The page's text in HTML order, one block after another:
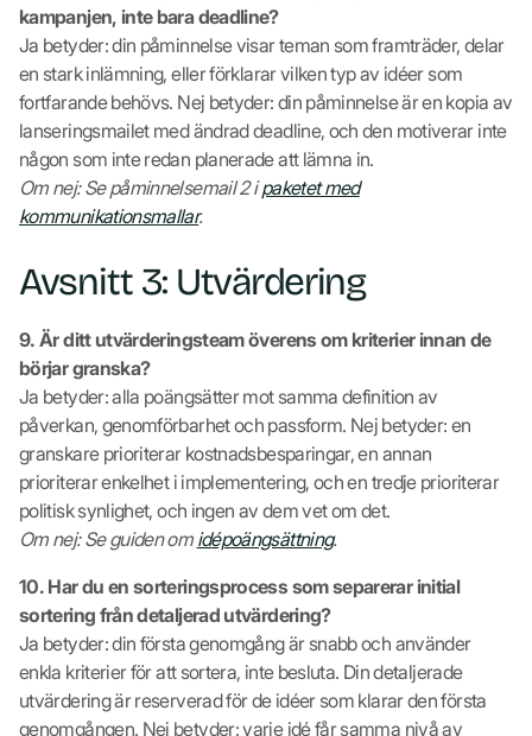
kampanjen, inte bara deadline?
Ja betyder: din påminnelse visar teman som framträder, delar
en stark inlämning, eller förklarar vilken typ av idéer som
fortfarande behövs. Nej betyder: din påminnelse är en kopia av
lanseringsmailet med ändrad deadline, och den motiverar inte
någon som inte redan planerade att lämna in.
Om nej: Se påminnelsemail 2 ipaketet med
kommunikationsmallar.
Avsnitt 3: Utvärdering
9. Är ditt utvärderingsteam överens om kriterier innan de
börjar granska?
Ja betyder: alla poängsätter mot samma definition av
påverkan, genomförbarhet och passform. Nej betyder: en
granskare prioriterar kostnadsbesparingar, en annan
prioriterar enkelhet i implementering, och en tredje prioriterar
politisk synlighet, och ingen av dem vet om det.
Om nej: Se guiden om idépoängsättning.
10. Har du en sorteringsprocess som separerar initial
sortering från detaljerad utvärdering?
Ja betyder: din första genomgång är snabb och använder
enkla kriterier för att sortera, inte besluta. Din detaljerade
utvärdering är reserverad för de idéer som klarar den första
genomgången. Nej betyder: varje idé får samma nivå av